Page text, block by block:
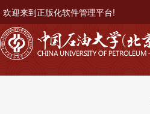
欢迎来到正版化软件管理平台!